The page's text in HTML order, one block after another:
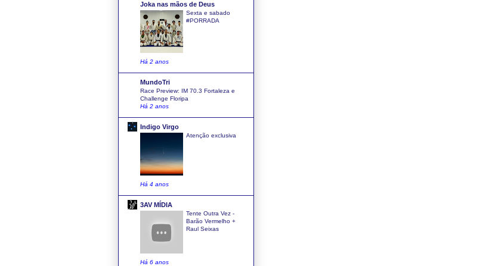
Joka nas mãos de Deus
Sexta e sabado
#PORRADA
Há 2 anos
MundoTri
Race Preview: IM 70.3 Fortaleza e
Challenge Floripa
Há 2 anos
Indigo Virgo
Atenção exclusiva
Há 4 anos
3AV MÍDIA
Tente Outra Vez -
Barão Vermelho +
Raul Seixas
Há 6 anos